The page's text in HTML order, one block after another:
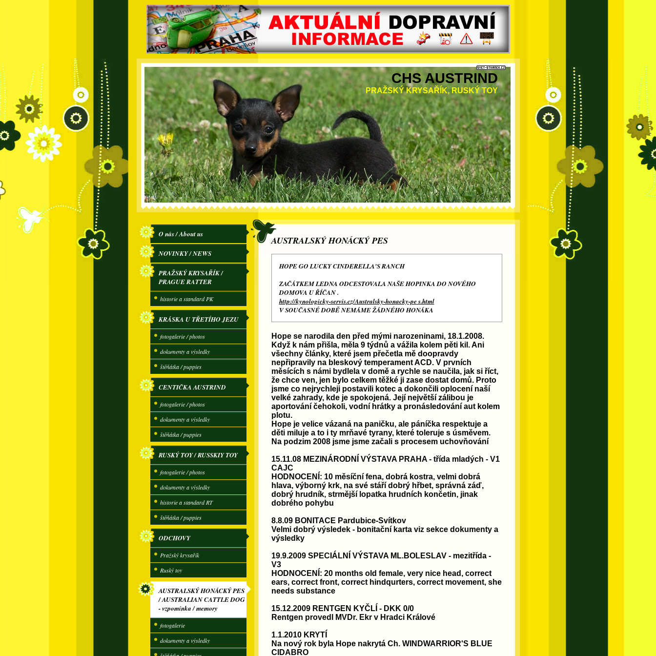
CHS AUSTRIND
PRAŽSKÝ KRYSAŘÍK, RUSKÝ TOY
AUSTRALSKÝ HONÁCKÝ PES
HOPE GO LUCKY CINDERELLA'S RANCH
ZAČÁTKEM LEDNA ODCESTOVALA NAŠE HOPINKA DO NOVÉHO
DOMOVA U ŘÍČAN .
http://kynologicky-servis.cz/Australsky-honacky-pe s.html
V SOUČASNÉ DOBĚ NEMÁME ŽÁDNÉHO HONÁKA
Hope se narodila den před mými narozeninami, 18.1.2008.
Když k nám přišla, měla 9 týdnů a vážila kolem pěti kil. Ani
všechny články, které jsem přečetla mě doopravdy
nepřipravily na bleskový temperament ACD. V prvních
měsících s námi bydlela v domě a rychle se naučila, jak si říct,
že chce ven, jen bylo celkem těžké ji zase dostat domů. Proto
jsme co nejrychleji postavili kotec a dokončili oplocení naší
velké zahrady, kde je spokojená. Její největší zálibou je
aportování čehokoli, vodní hrátky a pronásledování aut kolem
plotu.
Hope je velice vázaná na paničku, ale páníčka respektuje a
děti miluje a to i ty mrňavé tyrany, které toleruje s úsměvem.
Na podzim 2008 jsme jsme začali s procesem uchovňování
15.11.08 MEZINÁRODNÍ VÝSTAVA PRAHA - třída mladých - V1
CAJC
HODNOCENÍ: 10 měsíční fena, dobrá kostra, velmi dobrá
hlava, výborný krk, na své stáří dobrý hřbet, správná záď,
dobrý hrudník, strmější lopatka hrudních končetin, jinak
dobrého pohybu
8.8.09 BONITACE Pardubice-Svítkov
Velmi dobrý výsledek - bonitační karta viz sekce dokumenty a
výsledky
19.9.2009 SPECIÁLNÍ VÝSTAVA ML.BOLESLAV - mezitřída -
V3
HODNOCENÍ: 20 months old female, very nice head, correct
ears, correct front, correct hindqurters, correct movement, she
needs substance
15.12.2009 RENTGEN KYČLÍ - DKK 0/0
Rentgen provedl MVDr. Ekr v Hradci Králové
1.1.2010 KRYTÍ
Na nový rok byla Hope nakrytá Ch. WINDWARRIOR'S BLUE
CIDABRO
O nás / About us
NOVINKY / NEWS
PRAŽSKÝ KRYSAŘÍK /
PRAGUE RATTER
historie a standard PK
KRÁSKA U TŘETÍHO JEZU
fotogalerie / photos
dokumenty a výsledky
štěňátka / puppies
CENTIČKA AUSTRIND
fotogalerie / photos
dokumenty a výsledky
štěňátka / puppies
RUSKÝ TOY / RUSSKIY TOY
fotogalerie / photos
dokumenty a výsledky
historie a standard RT
štěňátka / puppies
ODCHOVY
Pražský krysařík
Ruský toy
AUSTRALSKÝ HONÁCKÝ PES
/ AUSTRALIAN CATTLE DOG
- vzpomínka / memory
fotogalerie
dokumenty a výsledky